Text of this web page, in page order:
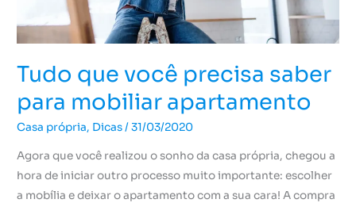
Tudo que você precisa saber
para mobiliar apartamento
Casa própria, Dicas/31/03/2020
Agora que você realizou o sonho da casa própria, chegou a
hora de iniciar outro processo muito importante: escolher
a mobília e deixar o apartamento com a sua cara! A compra